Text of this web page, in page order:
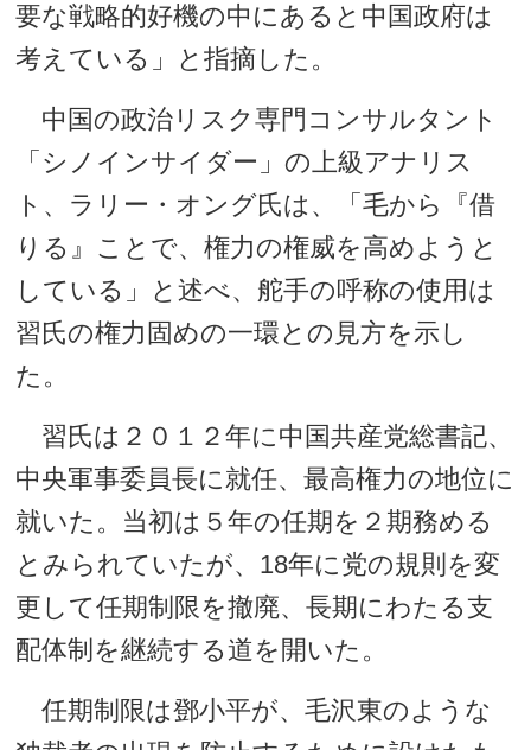
要な戦略的好機の中にあると中国政府は
考えている」と指摘した。
中国の政治リスク専門コンサルタント
「シノインサイダー」の上級アナリス
ト、ラリー・オング氏は、「毛から『借
りる』ことで、権力の権威を高めようと
している」と述べ、舵手の呼称の使用は
習氏の権力固めの一環との見方を示し
た。
習氏は２０１２年に中国共産党総書記、
中央軍事委員長に就任、最高権力の地位に
就いた。当初は５年の任期を２期務める
とみられていたが、18年に党の規則を変
更して任期制限を撤廃、長期にわたる支
配体制を継続する道を開いた。
任期制限は鄧小平が、毛沢東のような